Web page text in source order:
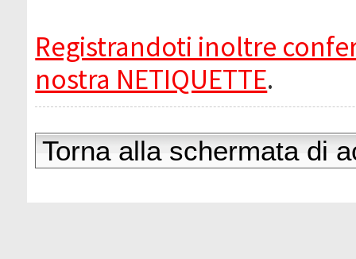
Registrandoti inoltre
nostra NETIQUETTE.
Torna alla schermata di